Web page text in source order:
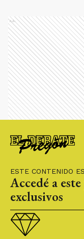
ESTE CONTENIDO
Accedé a
exclusivos
Ads